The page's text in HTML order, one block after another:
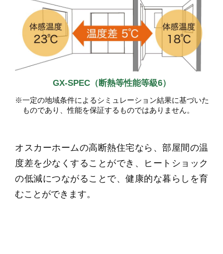
GX-SPEC（断熱等性能等級6）
※一定の地域条件によるシミュレーション結果に基づいた
ものであり、性能を保証するものではありません。
オスカーホームの高断熱住宅なら、部屋間の温
度差を少なくすることができ、ヒートショック
の低減につながることで、健康的な暮らしを育
むことができます。